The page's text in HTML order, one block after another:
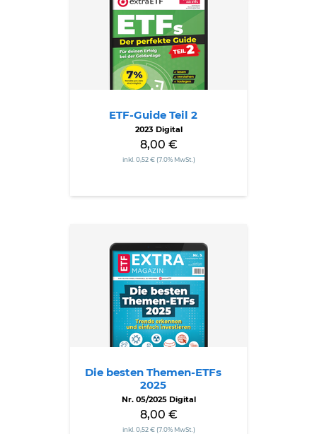
ETF-Guide Teil 2
2023 Digital
8,00 €
inkl. 0,52 € (7.0% MwSt.)
besten
Themen-
Die besten Themen-ETFs
2025
Nr. 05/2025 Digital
8,00 €
inkl. 0,52 € (7.0% MwSt.)